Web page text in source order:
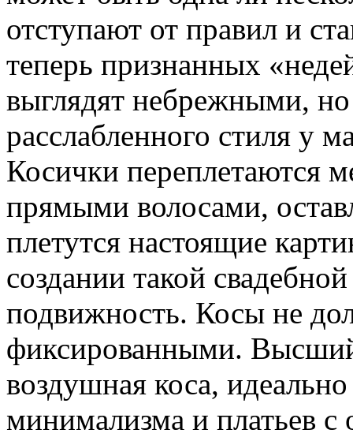
отступают от правил и
теперь признанных
выглядят небрежными, но
расслабленного стиля у
Косички переплетаются
прямыми волосами,
плетутся настоящие
создании такой
подвижность. Косы не
фиксированными.
воздушная коса,
минимализма и платьев с